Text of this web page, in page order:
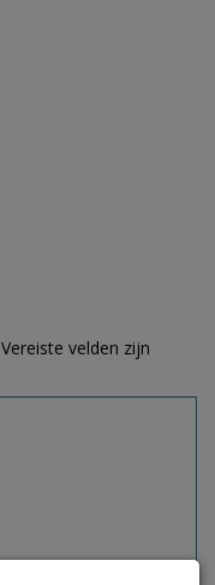
Vereiste velden zijn